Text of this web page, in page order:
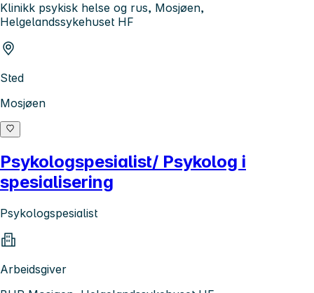
Klinikk psykisk helse og rus, Mosjøen,
Helgelandssykehuset HF
Sted
Mosjøen
Psykologspesialist/ Psykolog i
spesialisering
Psykologspesialist
Arbeidsgiver